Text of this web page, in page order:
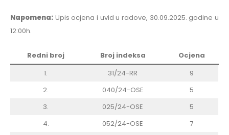
Napomena: Upis ocjena i uvid u radove, 30.09.2025. godine u
12:00h.
Redni broj Broj indeksa
Ocjena
1.
31/24-RR
9
2.
040/24-OSE
5
3.
025/24-OSE
5
4.
052/24-OSE
7